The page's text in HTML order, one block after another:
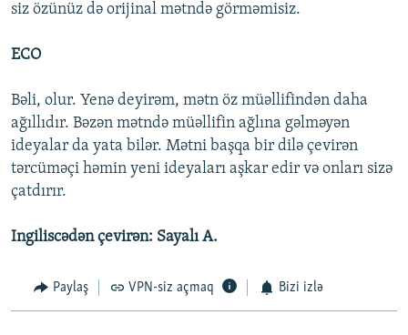
siz özünüz də orijinal mətndə görməmisiz.
ECO
Bəli, olur. Yenə deyirəm, mətn öz müəllifindən daha
ağıllıdır. Bəzən mətndə müəllifin ağlına gəlməyən
ideyalar da yata bilər. Mətni başqa bir dilə çevirən
tərcüməçi həmin yeni ideyaları aşkar edir və onları sizə
çatdırır.
Ingiliscədən çevirən: Sayalı A.
Paylaş VPN-siz açmaq Bizi izlə